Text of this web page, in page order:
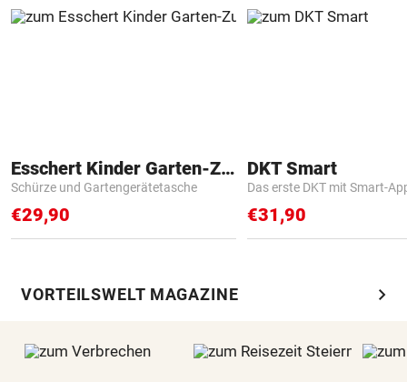
Esschert Kinder Garten-Zubehör
Schürze und Gartengerätetasche
€29,90
DKT Smart
Das erste DKT mit Smart-
€31,90
VORTEILSWELT MAGAZINE chevron_right